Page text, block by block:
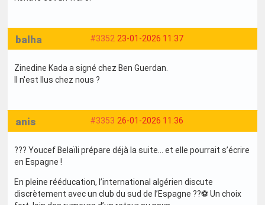
#3352 23-01-2026 11:37
balha
Zinedine Kada a signé chez Ben Guerdan.
Il n'est llus chez nous ?
#3353 26-01-2026 11:36
anis
??? Youcef Belaïli prépare déjà la suite… et elle pourrait s’écrire
en Espagne !
En pleine rééducation, l’international algérien discute
discrètement avec un club du sud de l’Espagne ??⚽ Un choix